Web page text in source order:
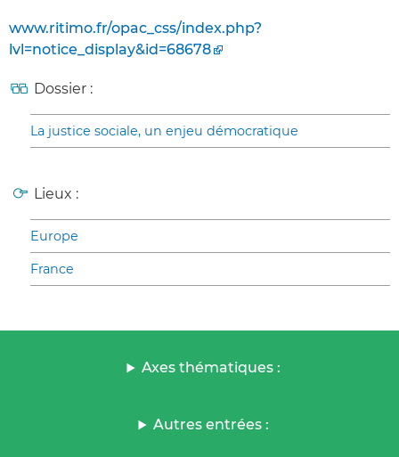
www.ritimo.fr/opac_css/index.php?
lvl=notice_display&id=68678
Dossier :
La justice sociale, un enjeu démocratique
Lieux :
Europe
France
Axes thématiques :
Autres entrées :